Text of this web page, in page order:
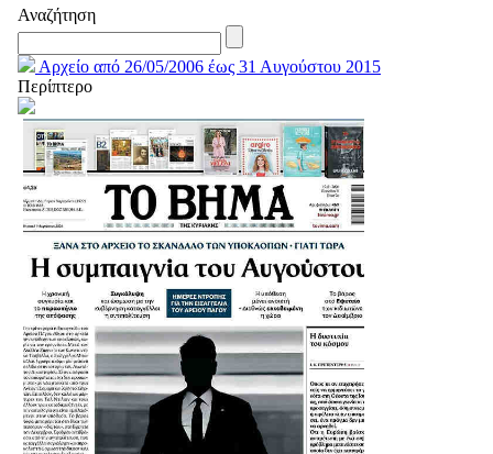
Αναζήτηση
Αρχείο από 26/05/2006 έως 31 Αυγούστου 2015
Περίπτερο